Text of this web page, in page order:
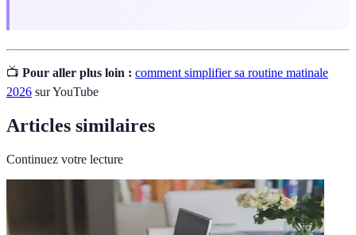
📺 Pour aller plus loin : comment simplifier sa routine matinale
2026 sur YouTube
Articles similaires
Continuez votre lecture